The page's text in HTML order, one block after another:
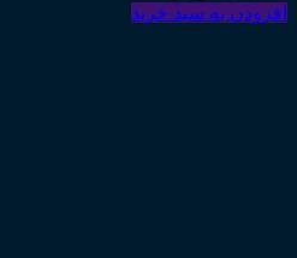
افزودن به سبد خرید